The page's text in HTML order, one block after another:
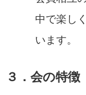
中で楽し
います。
３．会の特徴